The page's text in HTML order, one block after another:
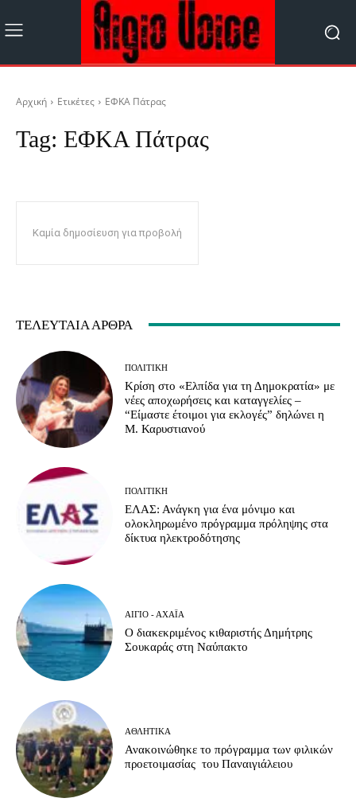
Αρχική Ετικέτες ΕΦΚΑ Πάτρας
Tag: ΕΦΚΑ Πάτρας
Καμία δημοσίευση για προβολή
ΤΕΛΕΥΤΑΊΑ ΆΡΘΡΑ
ΠΟΛΙΤΙΚΉ
Κρίση στο «Ελπίδα για τη Δημοκρατία» με
νέες αποχωρήσεις και καταγγελίες –
“Είμαστε έτοιμοι για εκλογές” δηλώνει η
Μ. Καρυστιανού
ΠΟΛΙΤΙΚΉ
ΕΛΑΣ: Ανάγκη για ένα μόνιμο και
ολοκληρωμένο πρόγραμμα πρόληψης στα
δίκτυα ηλεκτροδότησης
ΑΊΓΙΟ - ΑΧΑΪ́Α
Ο διακεκριμένος κιθαριστής Δημήτρης
Σουκαράς στη Ναύπακτο
ΑΘΛΗΤΙΚΆ
Ανακοινώθηκε το πρόγραμμα των φιλικών
προετοιμασίας του Παναιγιάλειου